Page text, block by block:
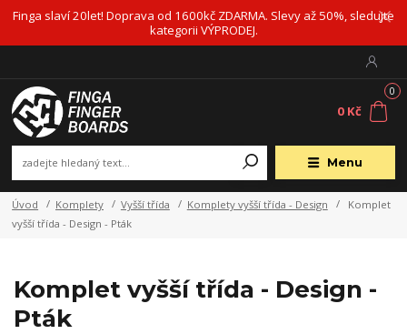
Finga slaví 20let! Doprava od 1600kč ZDARMA. Slevy až 50%, sledujte
kategorii VÝPRODEJ.
Menu
0
0 Kč
Úvod Komplety Vyšší třída Komplety vyšší třída - Design
Komplet
vyšší třída - Design - Pták
Komplet vyšší třída - Design -
Pták